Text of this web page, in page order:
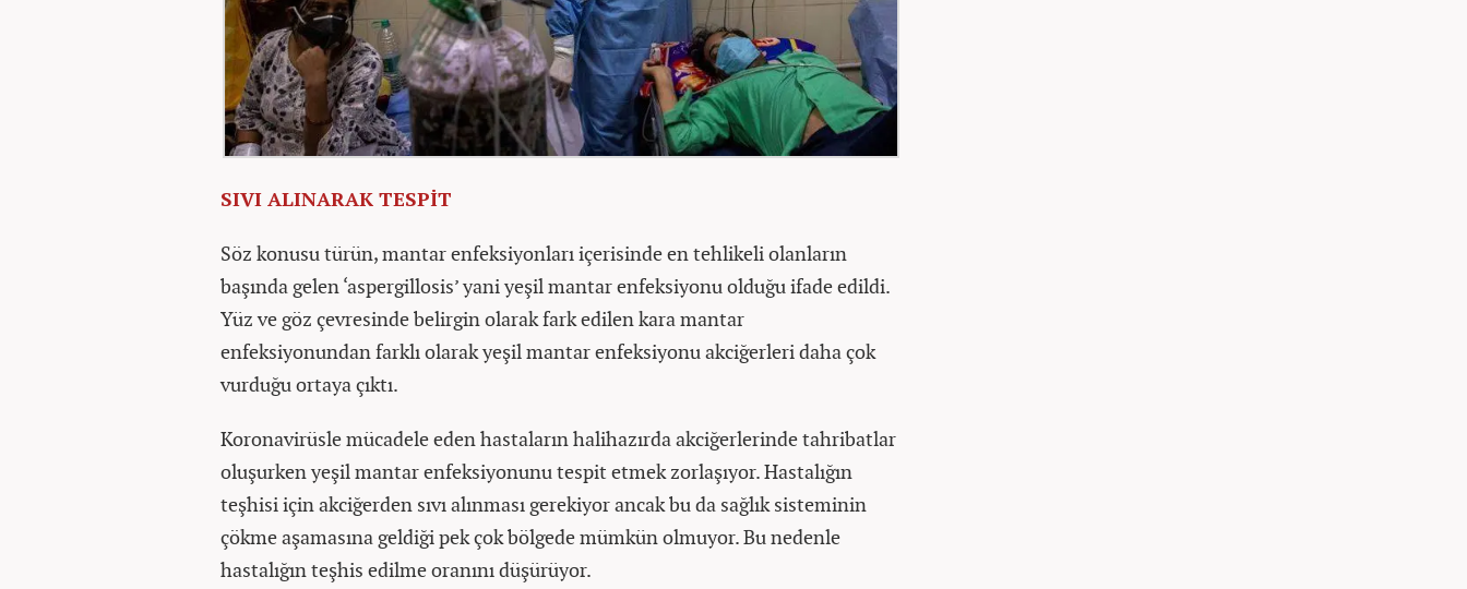
SIVI ALINARAK TESPİT
Söz konusu türün, mantar enfeksiyonları içerisinde en tehlikeli olanların
başında gelen ‘aspergillosis’ yani yeşil mantar enfeksiyonu olduğu ifade edildi.
Yüz ve göz çevresinde belirgin olarak fark edilen kara mantar
enfeksiyonundan farklı olarak yeşil mantar enfeksiyonu akciğerleri daha çok
vurduğu ortaya çıktı.
Koronavirüsle mücadele eden hastaların halihazırda akciğerlerinde tahribatlar
oluşurken yeşil mantar enfeksiyonunu tespit etmek zorlaşıyor. Hastalığın
teşhisi için akciğerden sıvı alınması gerekiyor ancak bu da sağlık sisteminin
çökme aşamasına geldiği pek çok bölgede mümkün olmuyor. Bu nedenle
hastalığın teşhis edilme oranını düşürüyor.